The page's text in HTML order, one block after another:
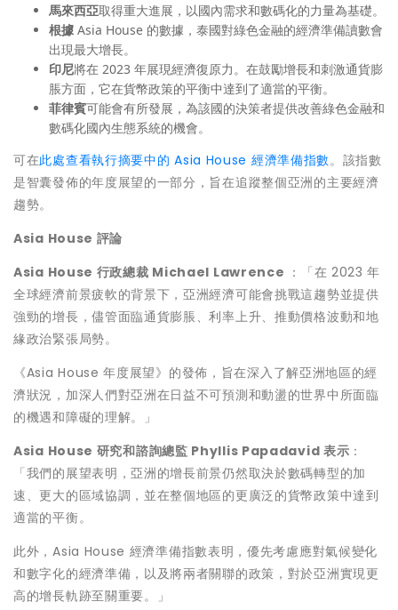
馬來西亞取得重大進展，以國內需求和數碼化的力量為基礎。
根據 Asia House 的數據，泰國對綠色金融的經濟準備讀數會
出現最大增長。
印尼將在 2023 年展現經濟復原力。在鼓勵增長和刺激通貨膨
脹方面，它在貨幣政策的平衡中達到了適當的平衡。
菲律賓可能會有所發展，為該國的決策者提供改善綠色金融和
數碼化國內生態系統的機會。
可在此處查看執行摘要中的 Asia House 經濟準備指數。該指數
是智囊發佈的年度展望的一部分，旨在追蹤整個亞洲的主要經濟
趨勢。
Asia House 評論
Asia House 行政總裁 Michael Lawrence ：「在 2023 年
全球經濟前景疲軟的背景下，亞洲經濟可能會挑戰這趨勢並提供
強勁的增長，儘管面臨通貨膨脹、利率上升、推動價格波動和地
緣政治緊張局勢。
《Asia House 年度展望》的發佈，旨在深入了解亞洲地區的經
濟狀況，加深人們對亞洲在日益不可預測和動盪的世界中所面臨
的機遇和障礙的理解。」
Asia House 研究和諮詢總監 Phyllis Papadavid 表示 ：
「我們的展望表明，亞洲的增長前景仍然取決於數碼轉型的加
速、更大的區域協調，並在整個地區的更廣泛的貨幣政策中達到
適當的平衡。
此外，Asia House 經濟準備指數表明，優先考慮應對氣候變化
和數字化的經濟準備，以及將兩者關聯的政策，對於亞洲實現更
高的增長軌跡至關重要。」